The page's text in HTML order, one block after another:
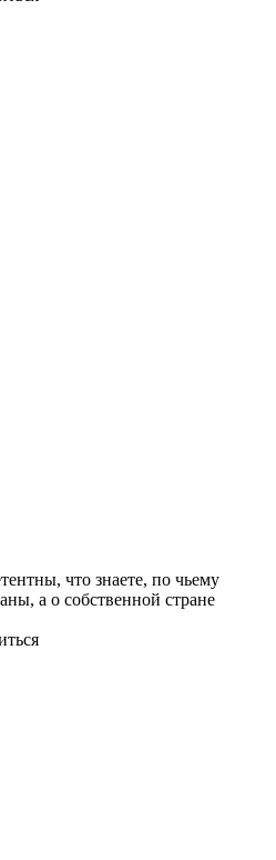
что знаете, по чьему
а о собственной стране